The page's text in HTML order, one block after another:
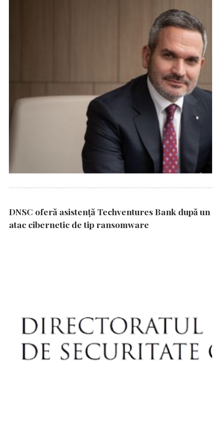
DNSC oferă asistență Techventures Bank după un
atac cibernetic de tip ransomware